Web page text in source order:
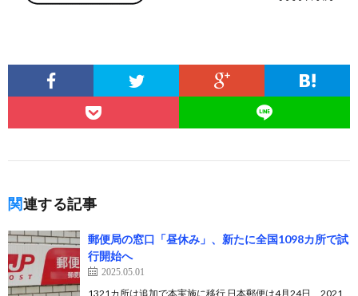
関連する記事
郵便局の窓口「昼休み」、新たに全国1098カ所で試
行開始へ
2025.05.01
1321カ所は追加で本実施に移行 日本郵便は4月24日、2021